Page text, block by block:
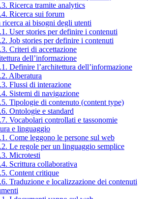
Ricerca tramite analytics
Ricerca sui forum
ai bisogni degli utenti
User stories per definire i contenuti
Job stories per definire i contenuti
Criteri di accettazione
dell’informazione
Definire l’architettura dell’informazione
Alberatura
Flussi di interazione
Sistemi di navigazione
Tipologie di contenuto (content type)
Ontologie e standard
Vocabolari controllati e tassonomie
e linguaggio
Come leggono le persone sul web
Le regole per un linguaggio semplice
Microtesti
Scrittura collaborativa
Content critique
Traduzione e localizzazione dei contenuti